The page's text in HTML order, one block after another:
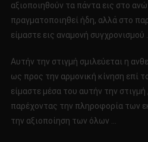
αξιοποιηθούν τα πάντα εις στο
πραγματοποιηθεί ήδη, αλλά στο
είμαστε εις αναμονή συγχρονισμού …
Αυτήν την στιγμή σμιλεύεται η
ως προς την αρμονική κίνηση επί
είμαστε μέσα του αυτήν την
παρέχοντας την πληροφορία των
την αξιοποίηση των όλων …